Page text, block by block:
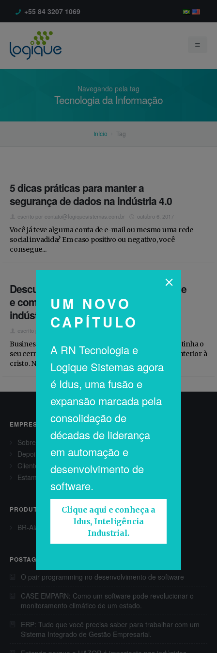
+55 84 3207 1069
Clientes
Estamos contratando
Blog
Navegando pela tag
Tecnologia da Informação
Início Tag
5 dicas práticas para manter a
segurança de dados na indústria 4.0
escrito por contato@logiquesistemas.com.br outubro 6, 2017
Você já teve alguma conta de e-mail ou mesmo uma rede
social invadida? Em caso positivo ou negativo, você
consegue...
Descubra o que é Business Intelligence
e como isso pode revolucionar sua
indústria
escrito por
Business Intelligence (“Inteligência Empresarial”) já tinha o
seu cerne pensado pelos chineses desde o período anterior à
cristo. No livro “A arte...
EMPRESA
Sobre
Depoimentos
Clientes
Estamos contratando
PRODUTOS
BR-AlarmExpert®
POSTAGENS RECENTES
O pair programming no desenvolvimento de software
CASE EMPARN: Como um software pode revolucionar o
monitoramento climático de um estado.
ERP: Tudo que você precisa saber para trabalhar com um
Sistema Integrado de Gestão Empresarial.
UM NOVO
CAPÍTULO
A RN Tecnologia e
Logique Sistemas agora
é Idus, uma fusão e
expansão marcada pela
consolidação de
décadas de liderança
em automação e
desenvolvimento de
software.
Clique aqui e conheça a
Idus, Inteligência
Industrial.